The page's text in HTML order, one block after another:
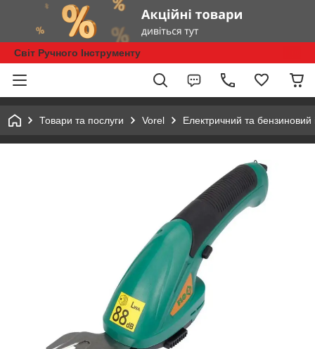
Світ Ручного Інструменту
Товари та послуги Vorel Електричний та бензиновий